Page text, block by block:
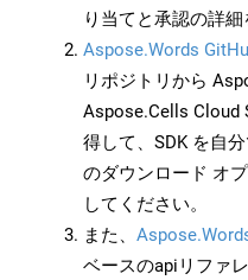
り当てと承認の詳
Aspose.Words
リポジトリから
Aspose.Cells Cloud
得して、SDK を自
のダウンロード オ
してください。
また、
ベースのapiリファ